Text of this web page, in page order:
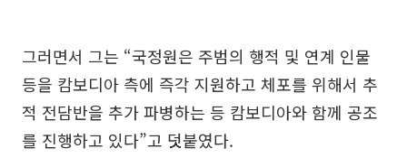
그러면서 그는 “국정원은 주범의 행적 및 연계 인물
등을 캄보디아 측에 즉각 지원하고 체포를 위해서 추
적 전담반을 추가 파병하는 등 캄보디아와 함께 공조
를 진행하고 있다”고 덧붙였다.